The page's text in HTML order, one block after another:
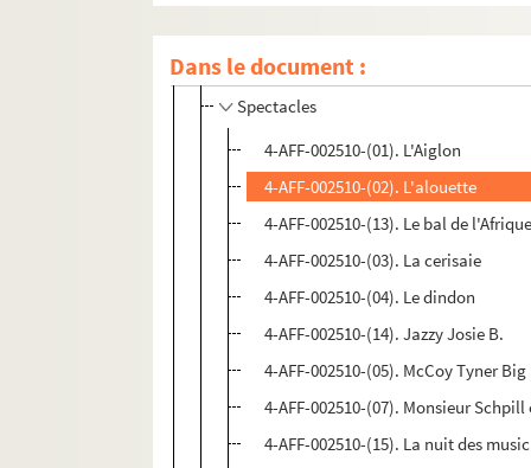
Dans le document :
Le Trianon
Spectacles
4-AFF-002510-(01). L'Aiglon
4-AFF-002510-(02). L'alouette
4-AFF-002510-(13). Le bal de
4-AFF-002510-(03). La cerisaie
4-AFF-002510-(04). Le dindon
4-AFF-002510-(14). Jazzy Josie B.
4-AFF-002510-(05). McCoy Tyner
4-AFF-002510-(07). Monsieur
4-AFF-002510-(15). La nuit des